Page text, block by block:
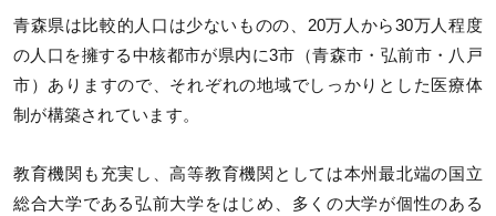
青森県は比較的人口は少ないものの、20万人から30万人程度
の人口を擁する中核都市が県内に3市（青森市・弘前市・八戸
市）ありますので、それぞれの地域でしっかりとした医療体
制が構築されています。
教育機関も充実し、高等教育機関としては本州最北端の国立
総合大学である弘前大学をはじめ、多くの大学が個性のある